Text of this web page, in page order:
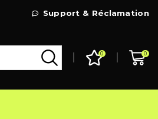
à partir de 99€ Go Shop
Support & Réclamation
0 0